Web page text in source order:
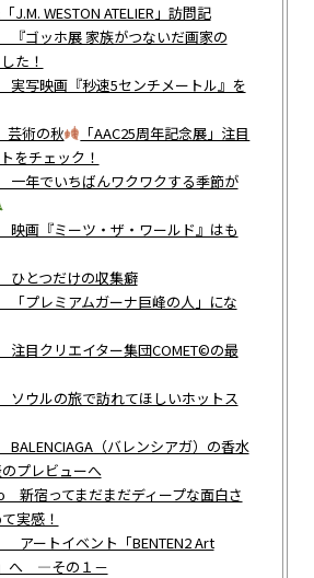
J.M. WESTON ATELIER」訪問記
ゴッホ展 家族がつないだ画家の
た！
写映画『秒速5センチメートル』を
術の秋
「AAC25周年記念展」注目
をチェック！
年でいちばんワクワクする季節が
画『ミーツ・ザ・ワールド』はも
とつだけの収集癖
プレミアムガーナ巨峰の人」にな
目クリエイター集団COMET©︎の最
ウルの旅で訪れてほしいホットス
（バレンシアガ）の香水
プレビューへ
宿ってまだまだディープな面白さ
実感！
ント「BENTEN2 Art
へ ―その１－